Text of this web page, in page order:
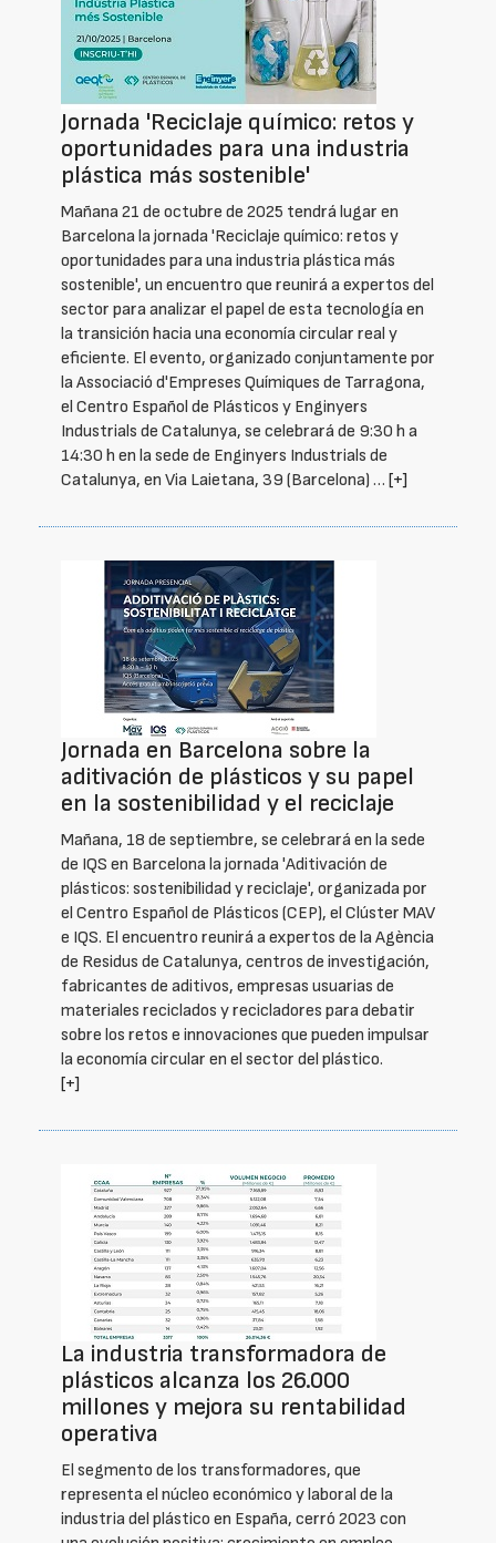
Jornada 'Reciclaje químico: retos y
oportunidades para una industria
plástica más sostenible'
Mañana 21 de octubre de 2025 tendrá lugar en
Barcelona la jornada 'Reciclaje químico: retos y
oportunidades para una industria plástica más
sostenible', un encuentro que reunirá a expertos del
sector para analizar el papel de esta tecnología en
la transición hacia una economía circular real y
eficiente. El evento, organizado conjuntamente por
la Associació d'Empreses Químiques de Tarragona,
el Centro Español de Plásticos y Enginyers
Industrials de Catalunya, se celebrará de 9:30 h a
14:30 h en la sede de Enginyers Industrials de
Catalunya, en Via Laietana, 39 (Barcelona) … [+]
Jornada en Barcelona sobre la
aditivación de plásticos y su papel
en la sostenibilidad y el reciclaje
Mañana, 18 de septiembre, se celebrará en la sede
de IQS en Barcelona la jornada 'Aditivación de
plásticos: sostenibilidad y reciclaje', organizada por
el Centro Español de Plásticos (CEP), el Clúster MAV
e IQS. El encuentro reunirá a expertos de la Agència
de Residus de Catalunya, centros de investigación,
fabricantes de aditivos, empresas usuarias de
materiales reciclados y recicladores para debatir
sobre los retos e innovaciones que pueden impulsar
la economía circular en el sector del plástico.
[+]
La industria transformadora de
plásticos alcanza los 26.000
millones y mejora su rentabilidad
operativa
El segmento de los transformadores, que
representa el núcleo económico y laboral de la
industria del plástico en España, cerró 2023 con